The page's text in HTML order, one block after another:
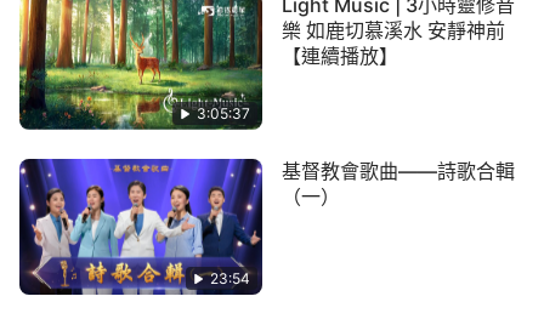
神真摯的愛
海角天涯依戀你
我願追求愛神
純真無暇的愛
1 「愛」是指純真無瑕的感情， 是指純真無瑕
的感情， 用心來愛，用心去感覺， 用心去感覺、去
3:05:37
Light Music | 3小時靈修音
樂 如鹿切慕溪水 安靜神前
【連續播放】
23:54
基督教會歌曲——詩歌合輯
（一）